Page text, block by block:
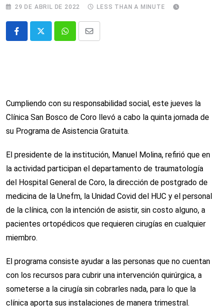
29 DE ABRIL DE 2022 LESS THAN A MINUTE
WhatsappComparte
Cumpliendo con su responsabilidad social, este jueves la
Clínica San Bosco de Coro llevó a cabo la quinta jornada de
su Programa de Asistencia Gratuita.
El presidente de la institución, Manuel Molina, refirió que en
la actividad participan el departamento de traumatología
del Hospital General de Coro, la dirección de postgrado de
medicina de la Unefm, la Unidad Covid del HUC y el personal
de la clínica, con la intención de asistir, sin costo alguno, a
pacientes ortopédicos que requieren cirugías en cualquier
miembro.
El programa consiste ayudar a las personas que no cuentan
con los recursos para cubrir una intervención quirúrgica, a
someterse a la cirugía sin cobrarles nada, para lo que la
clínica aporta sus instalaciones de manera trimestral.